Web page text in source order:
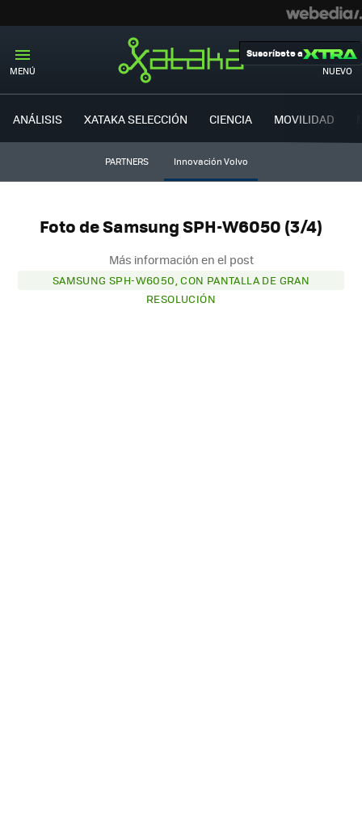
MENÚ NUEVO
Suscríbete a
ANÁLISIS XATAKA SELECCIÓN CIENCIA MOVILIDAD
PARTNERS Innovación Volvo
Foto de Samsung SPH-W6050 (3/4)
Más información en el post
SAMSUNG SPH-W6050, CON PANTALLA DE GRAN
RESOLUCIÓN